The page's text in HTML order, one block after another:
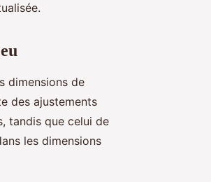
dimensions de
des ajustements
tandis que celui de
les dimensions